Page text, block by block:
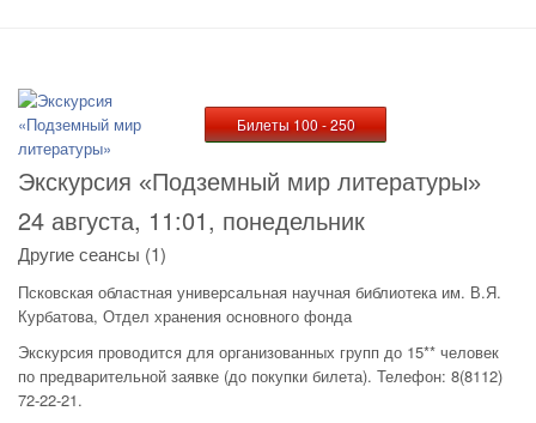
Билеты 100 - 250
Экскурсия «Подземный мир литературы»
24 августа, 11:01, понедельник
Другие сеансы (1)
Псковская областная универсальная научная библиотека им. В.Я.
Курбатова, Отдел хранения основного фонда
Экскурсия проводится для организованных групп до 15** человек
по предварительной заявке (до покупки билета). Телефон: 8(8112)
72-22-21.